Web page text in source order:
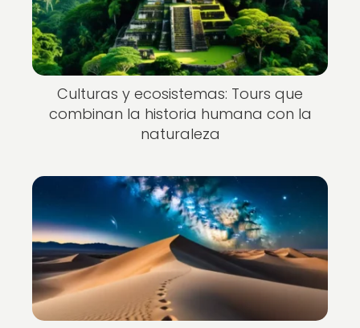
Culturas y ecosistemas: Tours que
combinan la historia humana con la
naturaleza